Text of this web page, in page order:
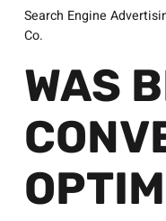
Search Engine
Co.
WAS